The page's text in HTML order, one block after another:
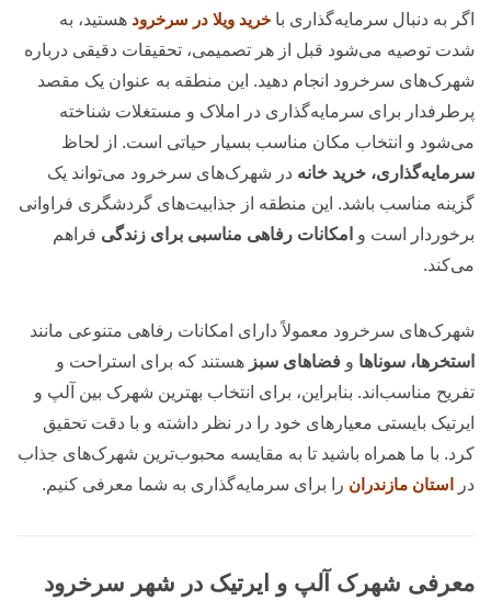
اگر به دنبال سرمایه‌گذاری با خرید ویلا در سرخرود هستید، به
شدت توصیه می‌شود قبل از هر تصمیمی، تحقیقات دقیقی درباره
شهرک‌های سرخرود انجام دهید. این منطقه به عنوان یک مقصد
پرطرفدار برای سرمایه‌گذاری در املاک و مستغلات شناخته
می‌شود و انتخاب مکان مناسب بسیار حیاتی است. از لحاظ
سرمایه‌گذاری، خرید خانه در شهرک‌های سرخرود می‌تواند یک
گزینه مناسب باشد. این منطقه از جذابیت‌های گردشگری فراوانی
برخوردار است و امکانات رفاهی مناسبی برای زندگی فراهم
می‌کند.
شهرک‌های سرخرود معمولاً دارای امکانات رفاهی متنوعی مانند
استخرها، سوناها و فضاهای سبز هستند که برای استراحت و
تفریح مناسب‌اند. بنابراین، برای انتخاب بهترین شهرک بین آلپ و
ایرتیک بایستی معیارهای خود را در نظر داشته و با دقت تحقیق
کرد. با ما همراه باشید تا به مقایسه محبوب‌ترین شهرک‌های جذاب
در
استان مازندران را برای سرمایه‌گذاری به شما معرفی کنیم.
معرفی شهرک آلپ و ایرتیک در شهر سرخرود